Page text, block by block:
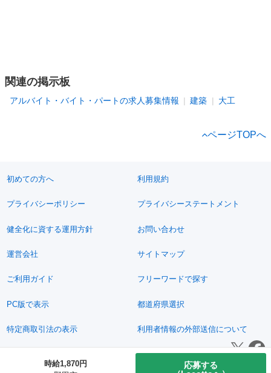
時給1,870円
応募する
関連の掲示板
アルバイト・バイト・パートの求人募集情報 建築 大工
ページTOPへ
初めての方へ 利用規約
プライバシーポリシー プライバシーステートメント
健全化に資する運用方針 お問い合わせ
運営会社 サイトマップ
ご利用ガイド フリーワードで探す
PC版で表示 都道府県選択
特定商取引法の表示 利用者情報の外部送信について
© 2011-2026 Jimoty, Inc.